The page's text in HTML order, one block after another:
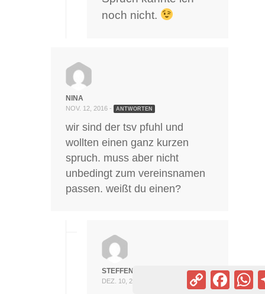
noch nicht.
NINA
NOV. 12, 2016 - ANTWORTEN
wir sind der tsv pfuhl und
wollten einen ganz kurzen
spruch. muss aber nicht
unbedingt zum vereinsnamen
passen. weißt du einen?
STEFFEN
DEZ. 10, 2016 -
Copy
Link
Facebook